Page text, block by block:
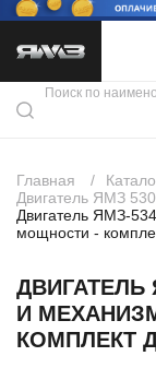
Каталог
Скидки
Контакты
Главная
Двигатель ЯМЗ 530
Двигатель ЯМЗ-
мощности -
ДВИГАТЕЛЬ
И
КОМПЛЕКТ